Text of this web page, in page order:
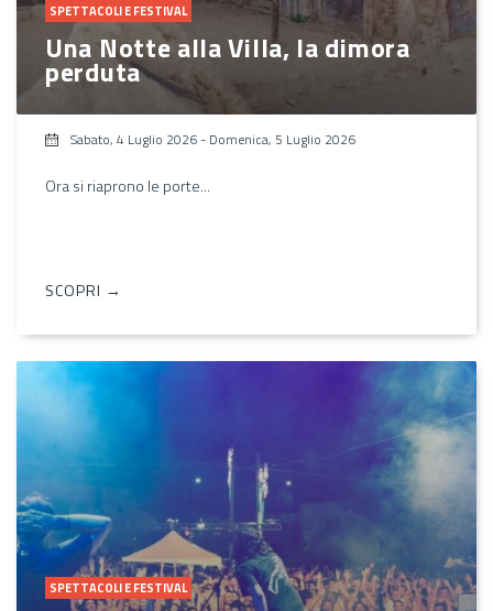
SPETTACOLI E FESTIVAL
Una Notte alla Villa, la dimora
perduta
Sabato, 4 Luglio 2026 - Domenica, 5 Luglio 2026
Ora si riaprono le porte...
SCOPRI →
SPETTACOLI E FESTIVAL